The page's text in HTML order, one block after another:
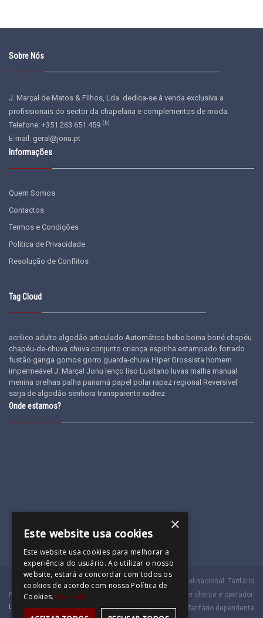
Sobre Nós
J. Marçal de Matos & Filhos, Lda. dedica-se à venda exclusiva a
profissionais do sector da chapelaria e complementos de moda.
Telefone: +351 263 651 459 (b)
E-mail: geral@jonu.pt
Informações
Quem Somos
Contactos
Termos e Condições
Política de Privacidade
Resolução de Conflitos
Tag Cloud
acrílico adulto algodão articulado Automático bebe boina boné chapéu
chapéu-de-chuva chuva conjunto criança espinha estampado forrado
fustão ganga gomos gorro guarda-chuva Hiper Grossista homem
impermeável J. Marçal Jonu lenço liso Lusitano luvas malha manual
menina orelhas palha panamá papel polar rapaz regional Reversível
sarja de algodão senhora transparente xadrez
Onde estamos?
Powered by
Laranja Digital
Chamada para a rede móvel nacional. Tarifário
dependente do acordado entre cliente e operador.
Chamada para a rede fixa nacional. Tarifário dependente
×
Este website usa cookies
Este website usa cookies para melhorar a
experiência do usuário. Ao utilizar o nosso
website, estará a concordar com todos os
cookies de acordo com nossa Política de
Cookies. Ler mais